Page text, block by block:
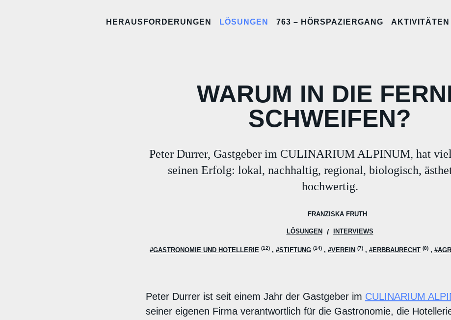
HERAUSFORDERUNGEN LÖSUNGEN 763 – HÖRSPAZIERGANG AKTIVITÄTEN
WARUM IN DIE
SCHWEIFEN?
Peter Durrer, Gastgeber im CULINARIUM ALPINUM, hat
seinen Erfolg: lokal, nachhaltig, regional, biologisch,
hochwertig.
FRANZISKA FRUTH
LÖSUNGEN INTERVIEWS
#GASTRONOMIE UND HOTELLERIE (12) #STIFTUNG (14) #VEREIN (7) #ERBBAURECHT (8)
Peter Durrer ist seit einem Jahr der Gastgeber im CULINARIUM
seiner eigenen Firma verantwortlich für die Gastronomie, die